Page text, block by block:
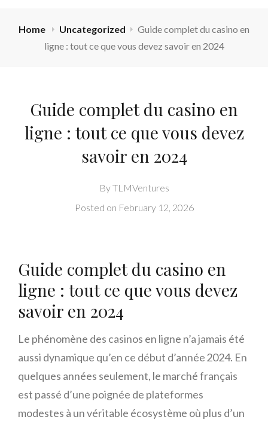
Home Uncategorized
Guide complet du casino en
ligne : tout ce que vous devez savoir en 2024
Guide complet du casino en
ligne : tout ce que vous devez
savoir en 2024
ByTLMVentures
Posted on February 12, 2026
Guide complet du casino en
ligne : tout ce que vous devez
savoir en 2024
Le phénomène des casinos en ligne n’a jamais été
aussi dynamique qu’en ce début d’année 2024. En
quelques années seulement, le marché français
est passé d’une poignée de plateformes
modestes à un véritable écosystème où plus d’un